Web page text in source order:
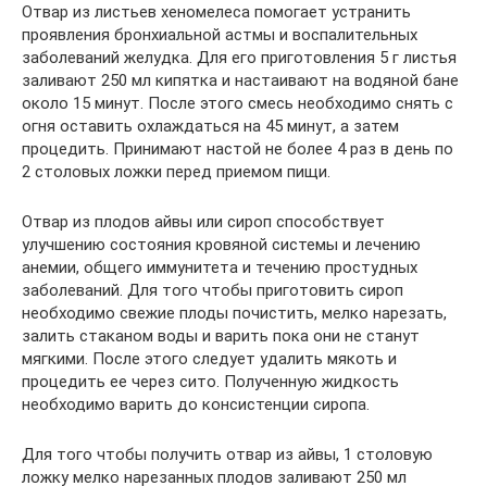
Отвар из листьев хеномелеса помогает устранить
проявления бронхиальной астмы и воспалительных
заболеваний желудка. Для его приготовления 5 г листья
заливают 250 мл кипятка и настаивают на водяной бане
около 15 минут. После этого смесь необходимо снять с
огня оставить охлаждаться на 45 минут, а затем
процедить. Принимают настой не более 4 раз в день по
2 столовых ложки перед приемом пищи.
Отвар из плодов айвы или сироп способствует
улучшению состояния кровяной системы и лечению
анемии, общего иммунитета и течению простудных
заболеваний. Для того чтобы приготовить сироп
необходимо свежие плоды почистить, мелко нарезать,
залить стаканом воды и варить пока они не станут
мягкими. После этого следует удалить мякоть и
процедить ее через сито. Полученную жидкость
необходимо варить до консистенции сиропа.
Для того чтобы получить отвар из айвы, 1 столовую
ложку мелко нарезанных плодов заливают 250 мл